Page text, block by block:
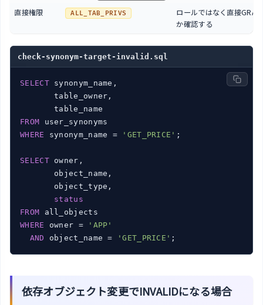
直接権限
ALL_TAB_PRIVS
ロールではなく直接
か確認する
check-synonym-target-invalid.sql
SELECT synonym_name,
       table_owner,
FROM
WHERE synonym_name = 'GET_PRICE' ;
SELECT owner,
       object_name,
       object_type,
status
FROM
WHERE owner =
'APP'
AND
object_name = 'GET_PRICE' ;
依存オブジェクト変更でINVALIDになる場合